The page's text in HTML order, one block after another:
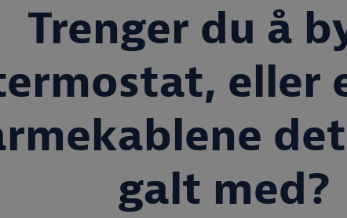
Trenger du å
eller
galt med?